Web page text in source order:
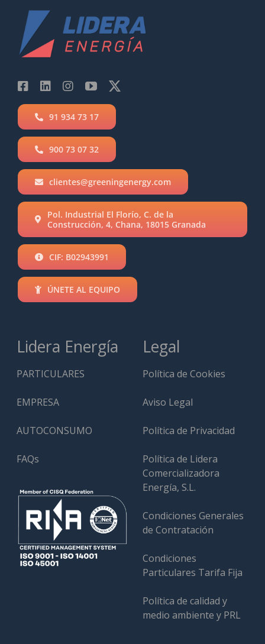
91 934 73 17
900 73 07 32
clientes@greeningenergy.com
Pol. Industrial El Florío, C. de la
Construcción, 4, Chana, 18015 Granada
CIF: B02943991
ÚNETE AL EQUIPO
Lidera Energía
PARTICULARES
EMPRESA
AUTOCONSUMO
FAQs
Legal
Política de Cookies
Aviso Legal
Política de Privacidad
Política de Lidera
Comercializadora
Energía, S.L.
Condiciones Generales
de Contratación
Condiciones
Particulares Tarifa Fija
Política de calidad y
medio ambiente y PRL